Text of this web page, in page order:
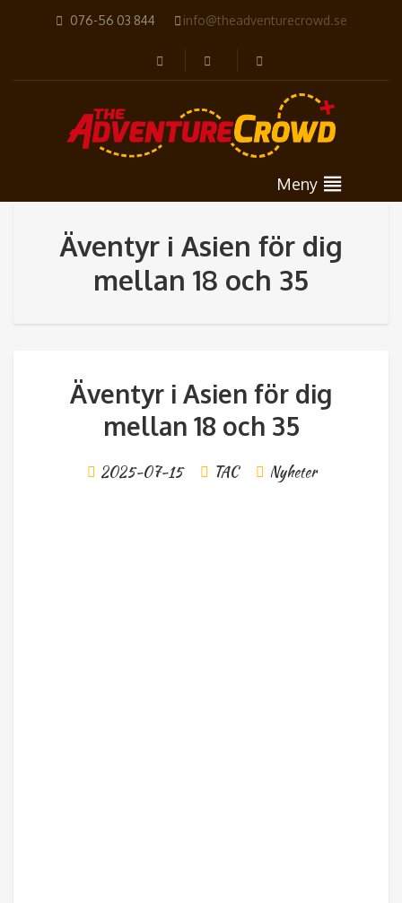
076-56 03 844 info@theadventurecrowd.se
Meny
Äventyr i Asien för dig
mellan 18 och 35
Äventyr i Asien för dig
mellan 18 och 35
2025-07-15 TAC Nyheter